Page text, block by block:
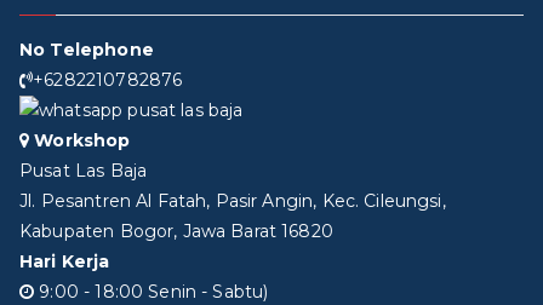
No Telephone
+6282210782876
Workshop
Pusat Las Baja
Jl. Pesantren Al Fatah, Pasir Angin, Kec. Cileungsi,
Kabupaten Bogor, Jawa Barat 16820
Hari Kerja
9:00 - 18:00 Senin - Sabtu)